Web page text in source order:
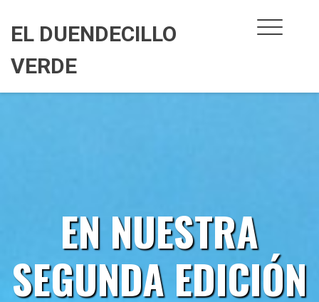
content
EL DUENDECILLO
VERDE
EN NUESTRA
SEGUNDA EDICIÓN